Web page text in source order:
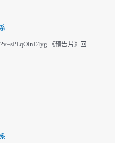
《預告片》回 …